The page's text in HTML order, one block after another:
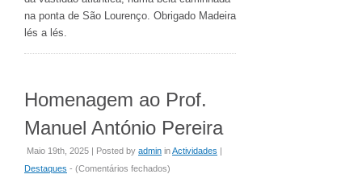
na ponta de São Lourenço. Obrigado Madeira
lés a lés.
Homenagem ao Prof.
Manuel António Pereira
Maio 19th, 2025 | Posted by admin inActividades |
Destaques - (Comentários fechadosem
)